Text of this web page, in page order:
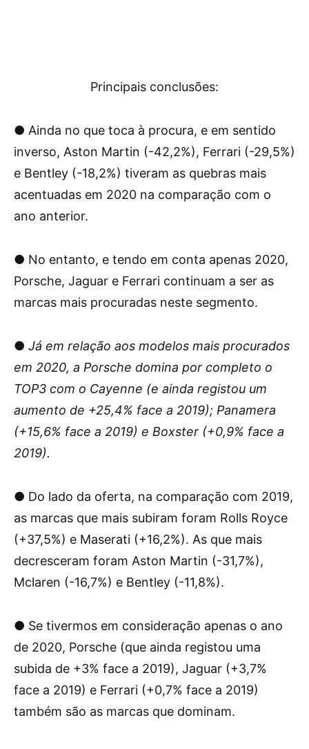
Principais conclusões:
● Ainda no que toca à procura, e em sentido
inverso, Aston Martin (-42,2%), Ferrari (-29,5%)
e Bentley (-18,2%) tiveram as quebras mais
acentuadas em 2020 na comparação com o
ano anterior.
● No entanto, e tendo em conta apenas 2020,
Porsche, Jaguar e Ferrari continuam a ser as
marcas mais procuradas neste segmento.
● Já em relação aos modelos mais procurados
em 2020, a Porsche domina por completo o
TOP3 com o Cayenne (e ainda registou um
aumento de +25,4% face a 2019); Panamera
(+15,6% face a 2019) e Boxster (+0,9% face a
2019).
● Do lado da oferta, na comparação com 2019,
as marcas que mais subiram foram Rolls Royce
(+37,5%) e Maserati (+16,2%). As que mais
decresceram foram Aston Martin (-31,7%),
Mclaren (-16,7%) e Bentley (-11,8%).
● Se tivermos em consideração apenas o ano
de 2020, Porsche (que ainda registou uma
subida de +3% face a 2019), Jaguar (+3,7%
face a 2019) e Ferrari (+0,7% face a 2019)
também são as marcas que dominam.